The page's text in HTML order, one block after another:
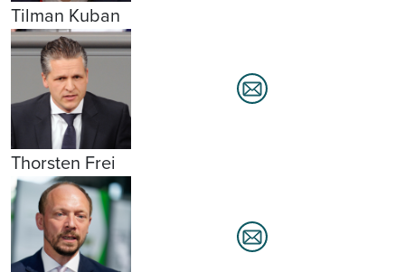
Tilman Kuban
Thorsten Frei